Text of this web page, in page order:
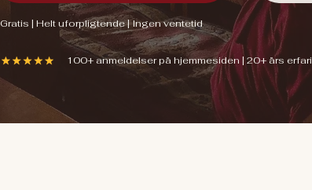
Gratis | Helt uforpligtende | Ingen ventetid
100+ anmeldelser på hjemmesiden | 20+ års